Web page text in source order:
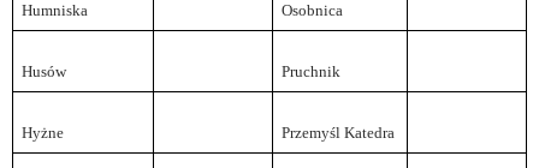
Humniska Osobnica
Husów Pruchnik
Hyżne Przemyśl Katedra